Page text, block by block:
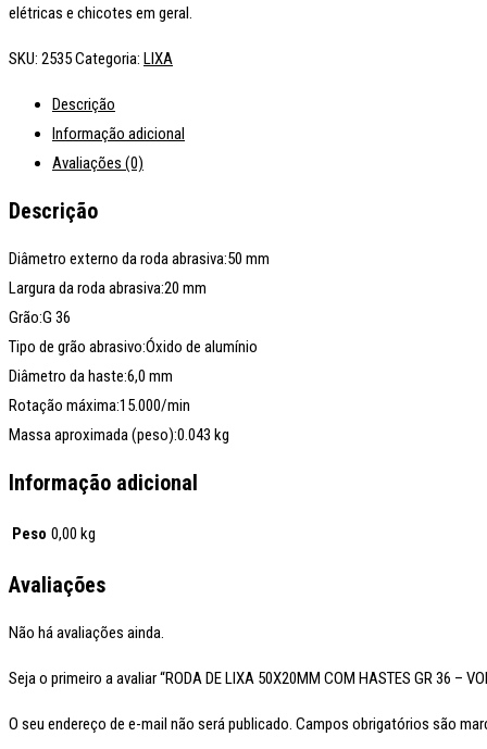
elétricas e chicotes em geral.
SKU: 2535Categoria: LIXA
Descrição
Informação adicional
Avaliações (0)
Descrição
Diâmetro externo da roda abrasiva:50 mm
Largura da roda abrasiva:20 mm
Grão:G 36
Tipo de grão abrasivo:Óxido de alumínio
Diâmetro da haste:6,0 mm
Rotação máxima:15.000/min
Massa aproximada (peso):0.043 kg
Informação adicional
Peso 0,00 kg
Avaliações
Não há avaliações ainda.
Seja o primeiro a avaliar “RODA DE LIXA 50X20MM COM HASTES GR 36 –
O seu endereço de e-mail não será publicado. Campos obrigatórios são